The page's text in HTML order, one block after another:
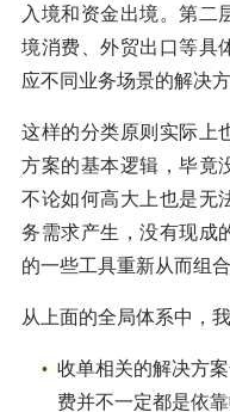
入境和资金出境。第二
境消费、外贸出口等具
应不同业务场景的解决方
这样的分类原则实际上
方案的基本逻辑，毕竟
不论如何高大上也是无
务需求产生，没有现成
的一些工具重新从而组
从上面的全局体系中，
收单相关的解决方
费并不一定都是依